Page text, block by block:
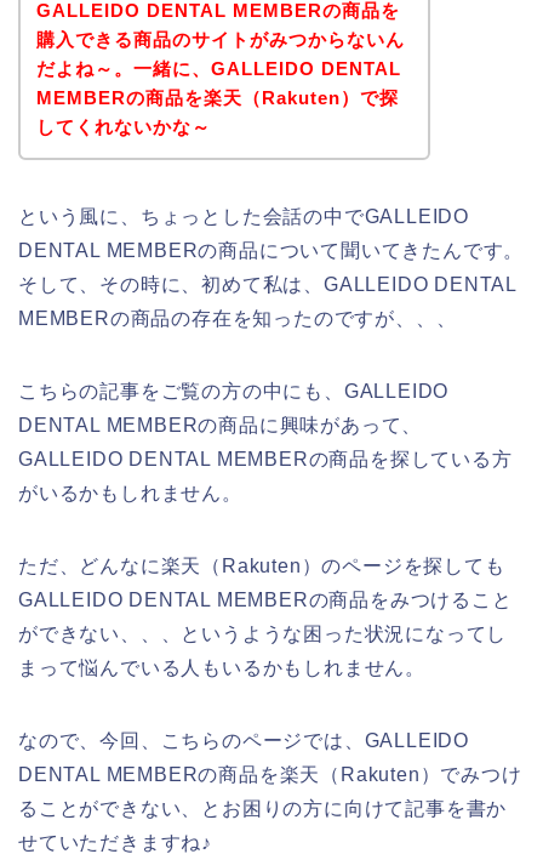
GALLEIDO DENTAL MEMBERの商品を
購入できる商品のサイトがみつからないん
だよね～。一緒に、GALLEIDO DENTAL
MEMBERの商品を楽天（Rakuten）で探
してくれないかな～
という風に、ちょっとした会話の中でGALLEIDO
DENTAL MEMBERの商品について聞いてきたんです。
そして、その時に、初めて私は、GALLEIDO DENTAL
MEMBERの商品の存在を知ったのですが、、、
こちらの記事をご覧の方の中にも、GALLEIDO
DENTAL MEMBERの商品に興味があって、
GALLEIDO DENTAL MEMBERの商品を探している方
がいるかもしれません。
ただ、どんなに楽天（Rakuten）のページを探しても
GALLEIDO DENTAL MEMBERの商品をみつけること
ができない、、、というような困った状況になってし
まって悩んでいる人もいるかもしれません。
なので、今回、こちらのページでは、GALLEIDO
DENTAL MEMBERの商品を楽天（Rakuten）でみつけ
ることができない、とお困りの方に向けて記事を書か
せていただきますね♪